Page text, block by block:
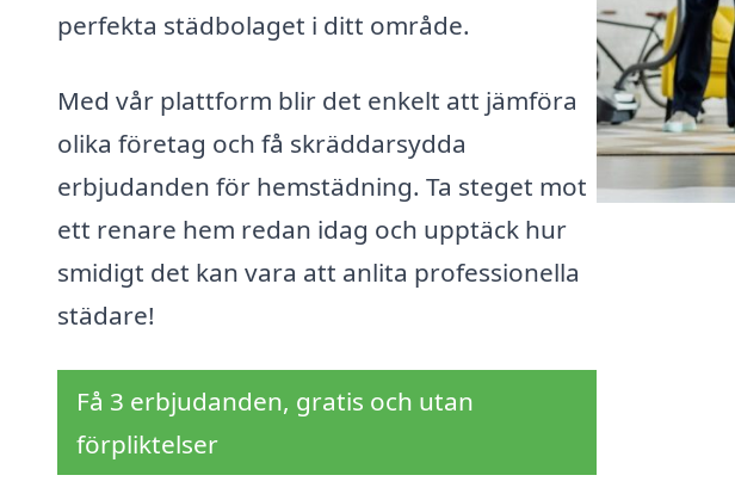
perfekta städbolaget i ditt område.
Med vår plattform blir det enkelt att jämföra
olika företag och få skräddarsydda
erbjudanden för hemstädning. Ta steget mot
ett renare hem redan idag och upptäck hur
smidigt det kan vara att anlita professionella
städare!
Få 3 erbjudanden, gratis och utan
förpliktelser